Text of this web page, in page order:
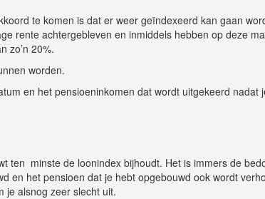
te komen is dat er weer geïndexeerd kan gaan
rente achtergebleven en inmiddels hebben op deze
zo’n 20%.
worden.
en het pensioeninkomen dat wordt uitgekeerd nadat
ten minste de loonindex bijhoudt. Het is immers de
en het pensioen dat je hebt opgebouwd ook wordt
je alsnog zeer slecht uit.